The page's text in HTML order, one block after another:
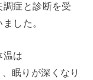
症と診断を受
した。
温は
眠りが深くなり